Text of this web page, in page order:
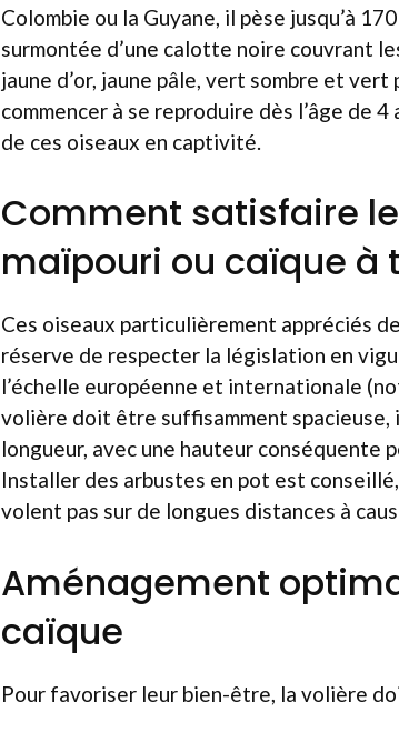
Colombie ou la Guyane, il pèse jusqu’à
surmontée d’une calotte noire couvrant
jaune d’or, jaune pâle, vert sombre et
commencer à se reproduire dès l’âge de
de ces oiseaux en captivité.
Comment satisfaire
maïpouri ou caïque à
Ces oiseaux particulièrement appréciés
réserve de respecter la législation en
l’échelle européenne et internationale
volière doit être suffisamment
longueur, avec une hauteur
Installer des arbustes en pot est
volent pas sur de longues distances à
Aménagement
caïque
Pour favoriser leur bien-être, la volière